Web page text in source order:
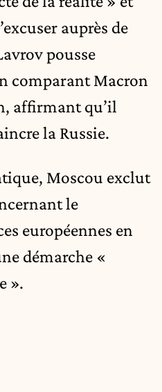
auprès de
pousse
comparant Macron
affirmant qu’il
la Russie.
Moscou exclut
le
européennes en
démarche «
».